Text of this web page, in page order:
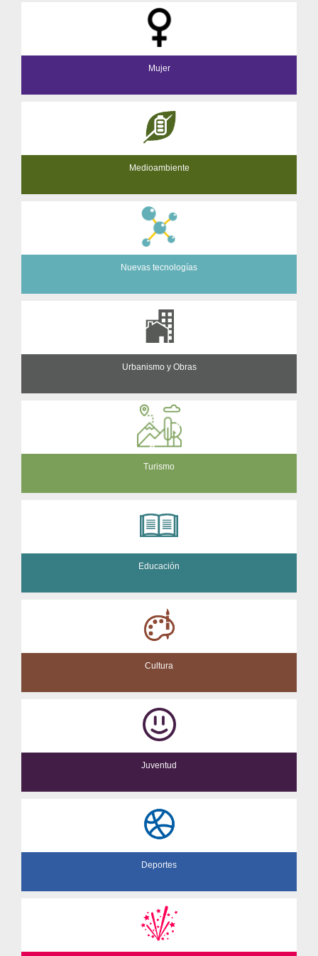
Mujer
Medioambiente
Nuevas tecnologías
Urbanismo y Obras
Turismo
Educación
Cultura
Juventud
Deportes